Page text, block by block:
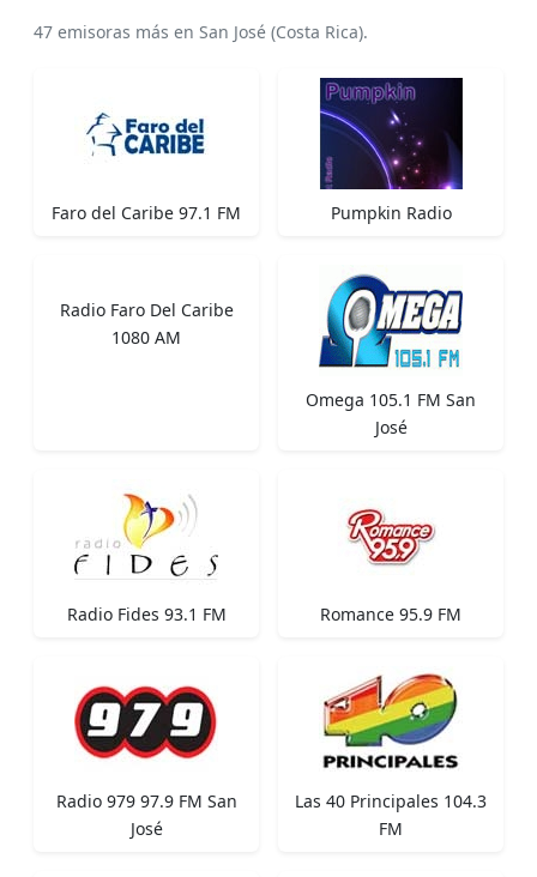
47 emisoras más en San José (Costa Rica).
Faro del Caribe 97.1 FM Pumpkin Radio
Radio Faro Del Caribe
1080 AM
Omega 105.1 FM San
José
Radio Fides 93.1 FM Romance 95.9 FM
Radio 979 97.9 FM San
José
Las 40 Principales 104.3
FM